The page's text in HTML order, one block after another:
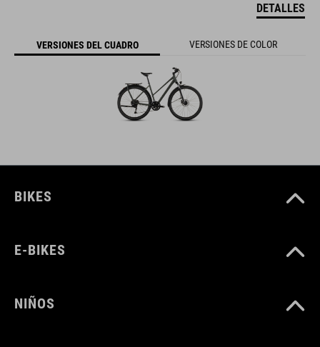
DETALLES
VERSIONES DEL CUADRO VERSIONES DE COLOR
BIKES
E-BIKES
NIÑOS